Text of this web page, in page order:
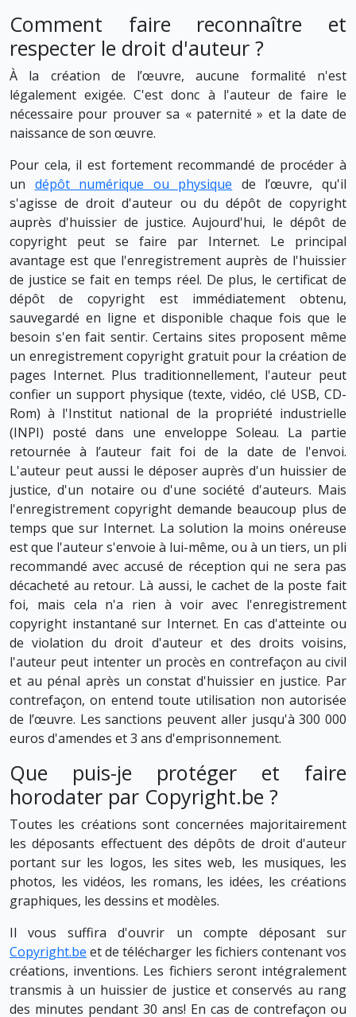
Comment faire reconnaître et
respecter le droit d'auteur ?
À la création de l’œuvre, aucune formalité n'est
légalement exigée. C'est donc à l'auteur de faire le
nécessaire pour prouver sa « paternité » et la date de
naissance de son œuvre.
Pour cela, il est fortement recommandé de procéder à
un dépôt numérique ou physique de l’œuvre, qu'il
s'agisse de droit d'auteur ou du dépôt de copyright
auprès d'huissier de justice. Aujourd'hui, le dépôt de
copyright peut se faire par Internet. Le principal
avantage est que l'enregistrement auprès de l'huissier
de justice se fait en temps réel. De plus, le certificat de
dépôt de copyright est immédiatement obtenu,
sauvegardé en ligne et disponible chaque fois que le
besoin s'en fait sentir. Certains sites proposent même
un enregistrement copyright gratuit pour la création de
pages Internet. Plus traditionnellement, l'auteur peut
confier un support physique (texte, vidéo, clé USB, CD-
Rom) à l'Institut national de la propriété industrielle
(INPI) posté dans une enveloppe Soleau. La partie
retournée à l’auteur fait foi de la date de l'envoi.
L'auteur peut aussi le déposer auprès d'un huissier de
justice, d'un notaire ou d'une société d'auteurs. Mais
l'enregistrement copyright demande beaucoup plus de
temps que sur Internet. La solution la moins onéreuse
est que l'auteur s'envoie à lui-même, ou à un tiers, un pli
recommandé avec accusé de réception qui ne sera pas
décacheté au retour. Là aussi, le cachet de la poste fait
foi, mais cela n'a rien à voir avec l'enregistrement
copyright instantané sur Internet. En cas d'atteinte ou
de violation du droit d'auteur et des droits voisins,
l'auteur peut intenter un procès en contrefaçon au civil
et au pénal après un constat d'huissier en justice. Par
contrefaçon, on entend toute utilisation non autorisée
de l’œuvre. Les sanctions peuvent aller jusqu'à 300 000
euros d'amendes et 3 ans d'emprisonnement.
Que puis-je protéger et faire
horodater par Copyright.be ?
Toutes les créations sont concernées majoritairement
les déposants effectuent des dépôts de droit d'auteur
portant sur les logos, les sites web, les musiques, les
photos, les vidéos, les romans, les idées, les créations
graphiques, les dessins et modèles.
Il vous suffira d'ouvrir un compte déposant sur
Copyright.be et de télécharger les fichiers contenant vos
créations, inventions. Les fichiers seront intégralement
transmis à un huissier de justice et conservés au rang
des minutes pendant 30 ans! En cas de contrefaçon ou